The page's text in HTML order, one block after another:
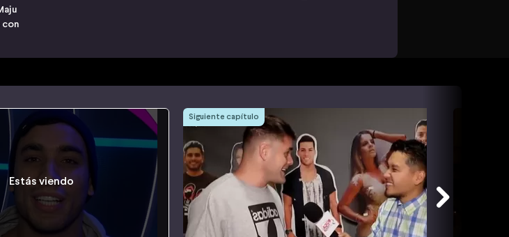
con
Estás viendo
Siguiente capítulo